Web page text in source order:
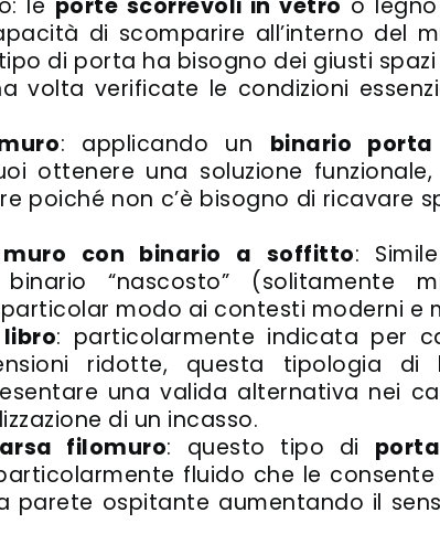
di scomparire all’interno del
di porta ha bisogno dei giusti
volta verificate le condizioni
: applicando un binario porta
ottenere una soluzione
poiché non c’è bisogno di ricavare
con binario a soffitto:
“nascosto” (solitamente
modo ai contesti moderni e
: particolarmente indicata per
ridotte, questa tipologia di
una valida alternativa nei
di un incasso.
filomuro: questo tipo di
fluido che le consente
parete ospitante aumentando il